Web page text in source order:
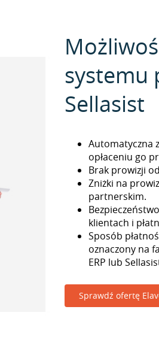
systemu
Sellasist
Automatyczna
opłaceniu go
Brak prowizji
Zniżki na
partnerskim.
klientach i
Sposób
oznaczony na
ERP lub
Sprawdź ofertę